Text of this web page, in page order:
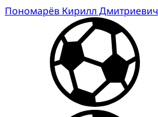
Пономарёв Кирилл Дмитриевич